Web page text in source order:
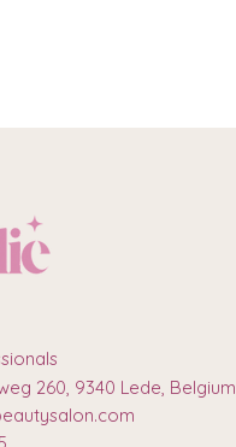
260, 9340 Lede, Belgium